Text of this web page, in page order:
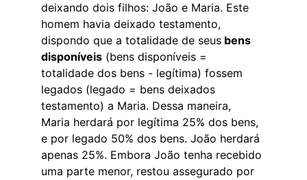
deixando dois filhos: João e Maria. Este
homem havia deixado testamento,
dispondo que a totalidade de seus bens
disponíveis (bens disponíveis =
totalidade dos bens - legítima) fossem
legados (legado = bens deixados
testamento) a Maria. Dessa maneira,
Maria herdará por legítima 25% dos bens,
e por legado 50% dos bens. João herdará
apenas 25%. Embora João tenha recebido
uma parte menor, restou assegurado por